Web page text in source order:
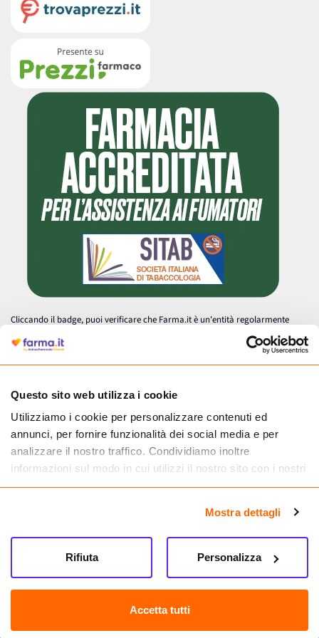
Questo sito web utilizza i cookie
Utilizziamo i cookie per personalizzare contenuti ed
annunci, per fornire funzionalità dei social media e per
analizzare il nostro traffico. Condividiamo inoltre
informazioni sul modo in cui utilizzi il nostro sito con i nostri
partner che si occupano di analisi dei dati web, pubblicità e
informazioni che hai fornito loro o che hanno raccolto dal
tuo utilizzo dei loro servizi.
Mostra dettagli
Accetta tutti
Personalizza
Rifiuta
Cliccando il badge, puoi verificare che Farma.it è un'entità regolarmente
autorizzata dal Ministero della Salute a effettuare la vendita online di
medicinali.
Farma.it S.a.s. P. IVA 07417261216 REA: NA-884088
CREDITS
Sede legale Via delle Repubbliche Marinare 128, 80147 Napoli